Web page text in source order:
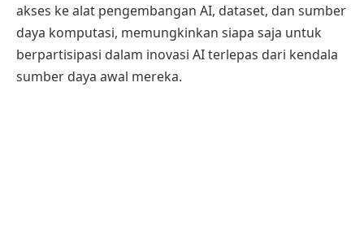
akses ke alat pengembangan AI, dataset, dan sumber
daya komputasi, memungkinkan siapa saja untuk
berpartisipasi dalam inovasi AI terlepas dari kendala
sumber daya awal mereka.